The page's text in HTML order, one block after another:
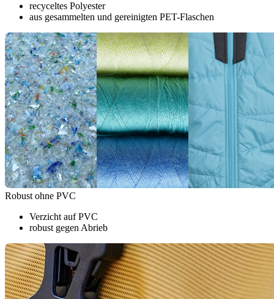
recyceltes Polyester
aus gesammelten und gereinigten PET-Flaschen
Robust ohne PVC
Verzicht auf PVC
robust gegen Abrieb